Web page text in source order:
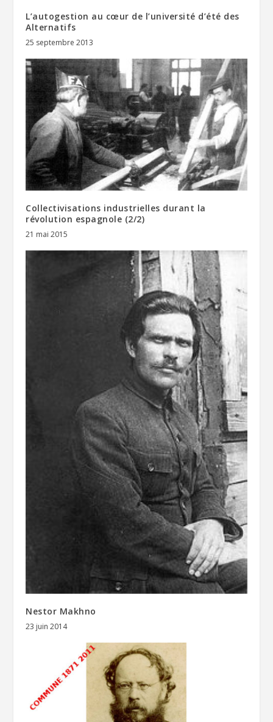
L’autogestion au cœur de l’université d’été des
Alternatifs
25 septembre 2013
Collectivisations industrielles durant la
révolution espagnole (2/2)
21 mai 2015
Nestor Makhno
23 juin 2014